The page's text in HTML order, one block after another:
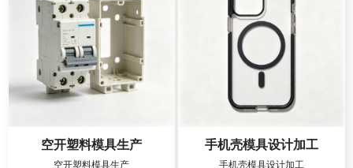
空开塑料模具生产
空开塑料模具生产
手机壳模具设计加工
手机壳模具设计加工